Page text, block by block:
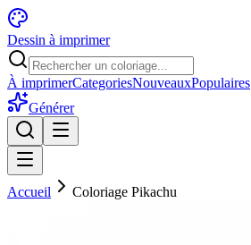
Dessin à imprimer
À imprimerCategoriesNouveauxPopulaires
Générer
Accueil Coloriage Pikachu